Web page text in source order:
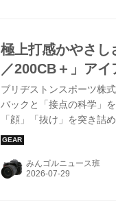
極上打感かやさし
／200CB＋」アイ
ブリヂストンスポーツ株
バックと「接点の科学」
「顔」「抜け」を突き詰
に「B-FORGED 200CB+
みんゴルニュース班